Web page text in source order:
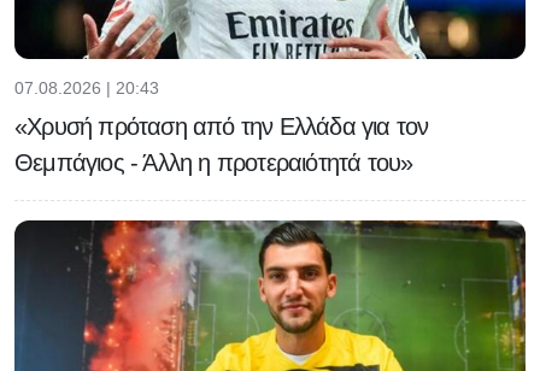
07.08.2026 | 20:43
«Χρυσή πρόταση από την Ελλάδα για τον
Θεμπάγιος - Άλλη η προτεραιότητά του»